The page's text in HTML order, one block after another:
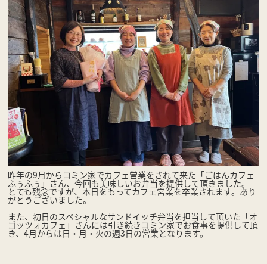
昨年の9月からコミン家でカフェ営業をされて来た「ごはんカフェ
ふぅふぅ」さん、今回も美味しいお弁当を提供して頂きました。
とても残念ですが、本日をもってカフェ営業を卒業されます。あり
がとうございました。
また、初日のスペシャルなサンドイッチ弁当を担当して頂いた「オ
ゴッツォカフェ」さんには引き続きコミン家でお食事を提供して頂
き、4月からは日・月・火の週3日の営業となります。